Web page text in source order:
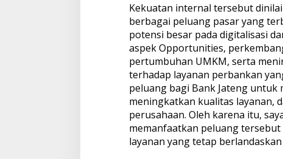
Kekuatan internal tersebut
berbagai peluang pasar yang
potensi besar pada digitalisasi
aspek Opportunities,
pertumbuhan UMKM, serta
terhadap layanan perbankan
peluang bagi Bank Jateng untuk
meningkatkan kualitas layanan,
perusahaan. Oleh karena itu,
memanfaatkan peluang
layanan yang tetap